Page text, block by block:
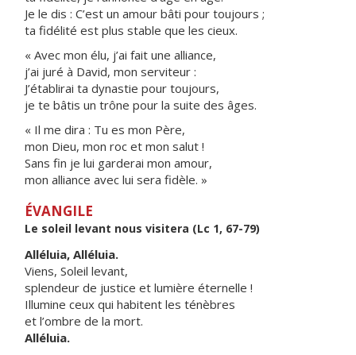
Je le dis : C’est un amour bâti pour toujours ;
ta fidélité est plus stable que les cieux.
« Avec mon élu, j’ai fait une alliance,
j’ai juré à David, mon serviteur :
J’établirai ta dynastie pour toujours,
je te bâtis un trône pour la suite des âges.
« Il me dira : Tu es mon Père,
mon Dieu, mon roc et mon salut !
Sans fin je lui garderai mon amour,
mon alliance avec lui sera fidèle. »
ÉVANGILE
Le soleil levant nous visitera (Lc 1, 67-79)
Alléluia, Alléluia.
Viens, Soleil levant,
splendeur de justice et lumière éternelle !
Illumine ceux qui habitent les ténèbres
et l’ombre de la mort.
Alléluia.